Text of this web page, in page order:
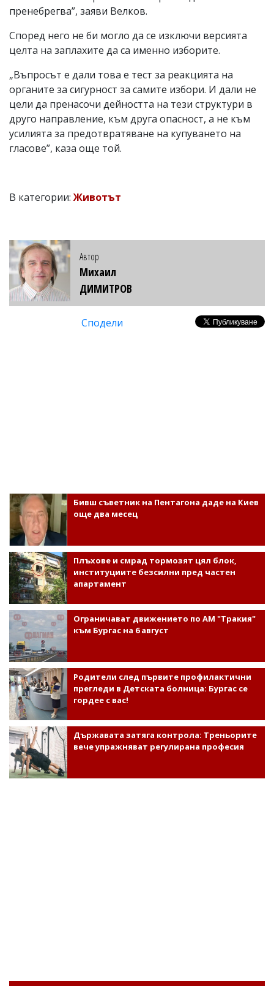
пренебрегва”, заяви Велков.
Според него не би могло да се изключи версията
целта на заплахите да са именно изборите.
„Въпросът е дали това е тест за реакцията на
органите за сигурност за самите избори. И дали не
цели да пренасочи дейността на тези структури в
друго направление, към друга опасност, а не към
усилията за предотвратяване на купуването на
гласове”, каза още той.
В категории:Животът
Автор
Михаил
ДИМИТРОВ
Сподели
Бивш съветник на Пентагона даде на Киев
още два месец
Плъхове и смрад тормозят цял блок,
институциите безсилни пред частен
апартамент
Ограничават движението по АМ "Тракия"
към Бургас на 6 август
Родители след първите профилактични
прегледи в Детската болница: Бургас се
гордее с вас!
Държавата затяга контрола: Треньорите
вече упражняват регулирана професия